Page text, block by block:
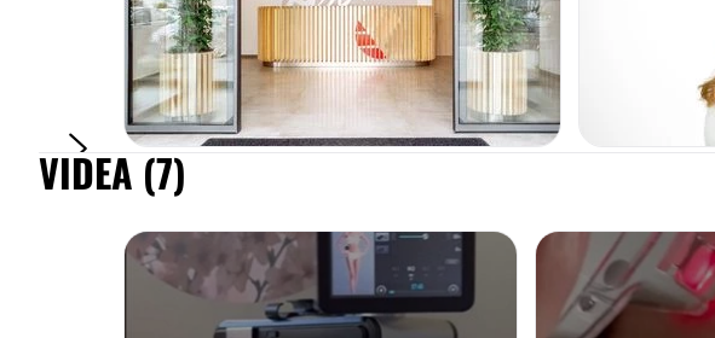
terapii – mezoterapie, laserová terapie LaseMD, mikrotransplantace vlastních
vlasových buněk,…
Laserová medicína
Na klinice využívámeširoké spektrum laserůa technologií od firmy
která je světovým lídrem a inovátorem v oblasti laserové medicíny.
rozšířených cévek a tetování, pro omlazení pleti a vyhlazení vrásek, laserovou
epilaci i gynekologická ošetření.
VIDEA (7)